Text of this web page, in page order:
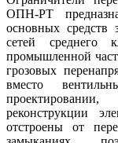
ОПН-РT
основных средств
сетей среднего
промышленной
грозовых
вместо
реконструкции
отстроены от